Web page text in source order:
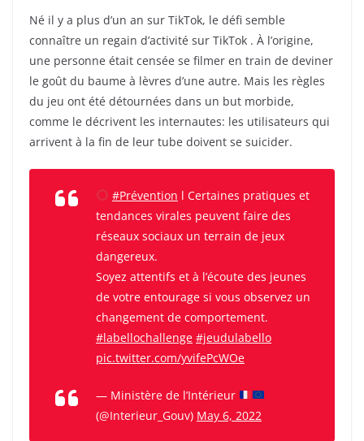
Né il y a plus d’un an sur TikTok, le défi semble
connaître un regain d’activité sur TikTok . À l’origine,
une personne était censée se filmer en train de deviner
le goût du baume à lèvres d’une autre. Mais les règles
du jeu ont été détournées dans un but morbide,
comme le décrivent les internautes: les utilisateurs qui
arrivent à la fin de leur tube doivent se suicider.
#Prévention l Certaines pratiques et
tendances virales peuvent faire des
réseaux sociaux un terrain de jeux
dangereux.
Soyez attentifs et à l’écoute des jeunes
de votre entourage si vous observez un
changement de comportement.
#labellochallenge #jeudulabello
pic.twitter.com/yvifePcWOe
— Ministère de l’Intérieur
(@Interieur_Gouv) May 6, 2022